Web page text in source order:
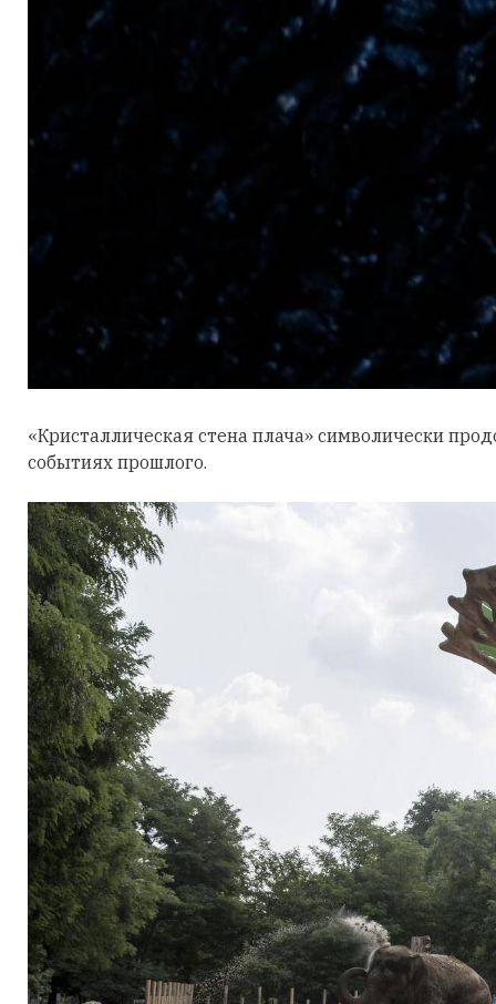
«Кристаллическая стена плача» символически
событиях прошлого.